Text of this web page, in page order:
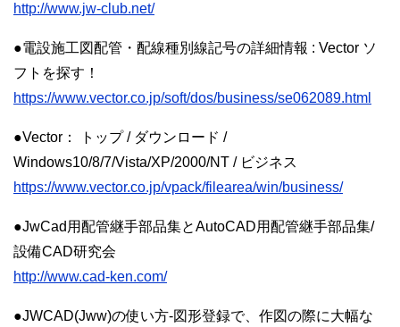
http://www.jw-club.net/
●電設施工図配管・配線種別線記号の詳細情報 : Vector ソ
フトを探す！
https://www.vector.co.jp/soft/dos/business/se062089.html
●Vector： トップ / ダウンロード /
Windows10/8/7/Vista/XP/2000/NT / ビジネス
https://www.vector.co.jp/vpack/filearea/win/business/
●JwCad用配管継手部品集とAutoCAD用配管継手部品集/
設備CAD研究会
http://www.cad-ken.com/
●JWCAD(Jww)の使い方-図形登録で、作図の際に大幅な